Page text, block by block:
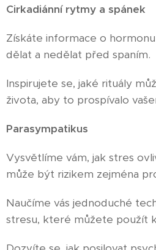
Cirkadiánní rytmy a spánek
Získáte informace o
dělat a nedělat před spaním.
Inspirujete se, jaké rituály
života, aby to prospívalo
Parasympatikus
Vysvětlíme vám, jak stres
může být rizikem zejména
Naučíme vás jednoduché
stresu, které můžete použít